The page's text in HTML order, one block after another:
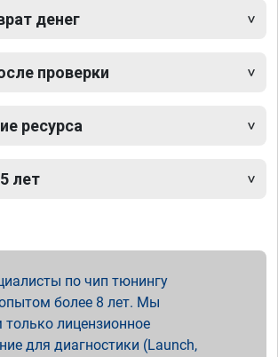
денег
проверки
ресурса
лет
по чип тюнингу
более 8 лет. Мы
лицензионное
для диагностики (Launch,